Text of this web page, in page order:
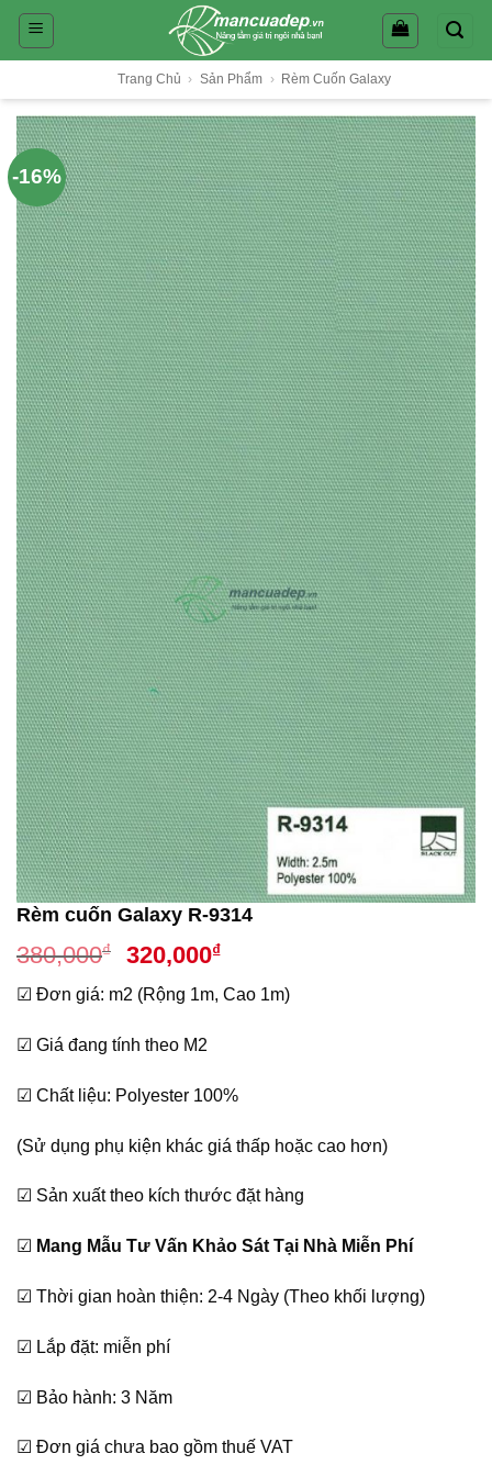
Skip
Trang Chủ › Sản Phẩm › Rèm Cuốn Galaxy
-16%
Rèm cuốn Galaxy R-9314
380,000₫
Giá
gốc
là:
380,000₫.
320,000₫Giá
tại
☑ Đơn giá: m2 (Rộng 1m, Cao 1m)
☑ Giá đang tính theo M2
☑ Chất liệu: Polyester 100%
(Sử dụng phụ kiện khác giá thấp hoặc cao hơn)
☑ Sản xuất theo kích thước đặt hàng
☑ Mang Mẫu Tư Vấn Khảo Sát Tại Nhà Miễn Phí
☑ Thời gian hoàn thiện: 2-4 Ngày (Theo khối lượng)
☑ Lắp đặt: miễn phí
☑ Bảo hành: 3 Năm
☑ Đơn giá chưa bao gồm thuế VAT